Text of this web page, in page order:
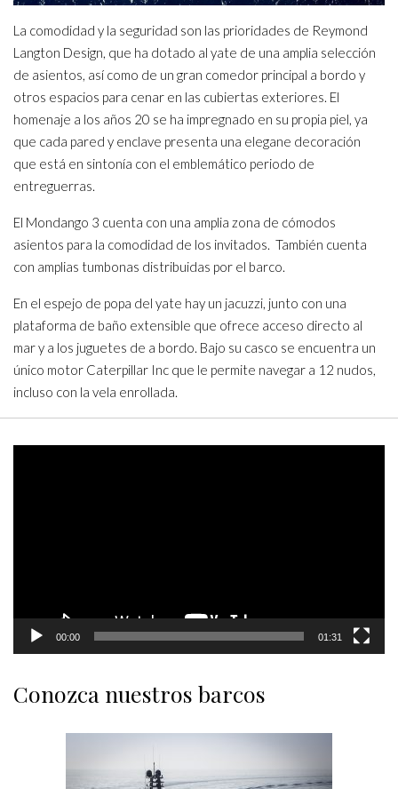
La comodidad y la seguridad son las prioridades de Reymond
Langton Design, que ha dotado al yate de una amplia selección
de asientos, así como de un gran comedor principal a bordo y
otros espacios para cenar en las cubiertas exteriores. El
homenaje a los años 20 se ha impregnado en su propia piel, ya
que cada pared y enclave presenta una elegane decoración
que está en sintonía con el emblemático periodo de
entreguerras.
El Mondango 3 cuenta con una amplia zona de cómodos
asientos para la comodidad de los invitados. También cuenta
con amplias tumbonas distribuidas por el barco.
En el espejo de popa del yate hay un jacuzzi, junto con una
plataforma de baño extensible que ofrece acceso directo al
mar y a los juguetes de a bordo. Bajo su casco se encuentra un
único motor Caterpillar Inc que le permite navegar a 12 nudos,
incluso con la vela enrollada.
00:00 01:31
Conozca nuestros barcos